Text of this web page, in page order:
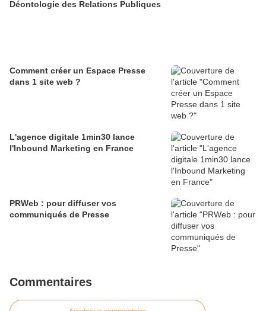
Déontologie des Relations Publiques
Comment créer un Espace Presse
dans 1 site web ?
L'agence digitale 1min30 lance
l'Inbound Marketing en France
PRWeb : pour diffuser vos
communiqués de Presse
Commentaires